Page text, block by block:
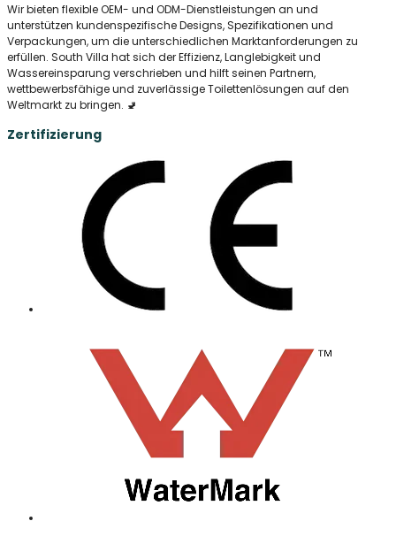
Wir bieten flexible OEM- und ODM-Dienstleistungen an und
unterstützen kundenspezifische Designs, Spezifikationen und
Verpackungen, um die unterschiedlichen Marktanforderungen zu
erfüllen. South Villa hat sich der Effizienz, Langlebigkeit und
Wassereinsparung verschrieben und hilft seinen Partnern,
wettbewerbsfähige und zuverlässige Toilettenlösungen auf den
Weltmarkt zu bringen. 🚽
Zertifizierung